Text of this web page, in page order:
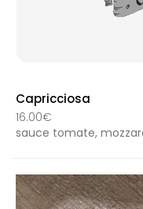
Capricciosa
16.00€
sauce tomate,